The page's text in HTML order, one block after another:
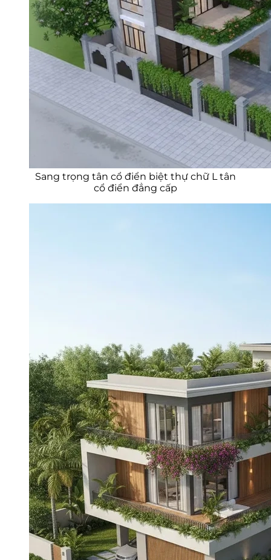
Sang trọng tân cổ điển biệt thự chữ L tân
cổ điển đẳng cấp